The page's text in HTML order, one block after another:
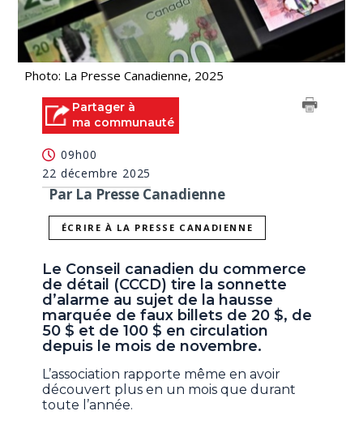
Photo: La Presse Canadienne, 2025
Partager à
ma communauté
09h00
22 décembre 2025
Par La Presse Canadienne
ÉCRIRE À LA PRESSE CANADIENNE
Le Conseil canadien du commerce
de détail (CCCD) tire la sonnette
d’alarme au sujet de la hausse
marquée de faux billets de 20 $, de
50 $ et de 100 $ en circulation
depuis le mois de novembre.
L’association rapporte même en avoir
découvert plus en un mois que durant
toute l’année.